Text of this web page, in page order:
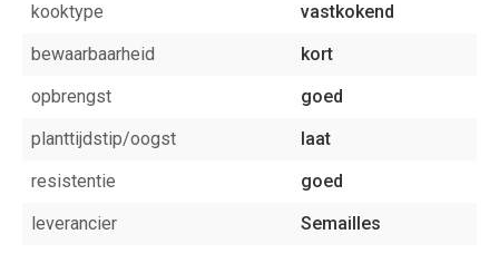
kooktype
vastkokend
bewaarbaarheid
kort
opbrengst
goed
planttijdstip/oogst
laat
resistentie
goed
leverancier
Semailles